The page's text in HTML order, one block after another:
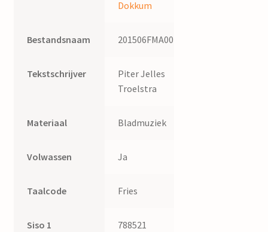
Dokkum
Bestandsnaam 201506FMA007
Tekstschrijver
Piter Jelles
Troelstra
Materiaal Bladmuziek
Volwassen Ja
Taalcode Fries
Siso 1 788521